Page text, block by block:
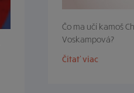
Čo ma učí kamoš
Voskampová?
Čítať viac